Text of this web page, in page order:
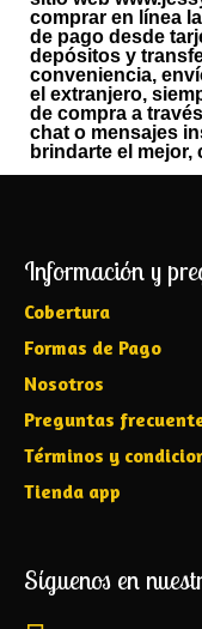
comprar en línea
de pago desde
depósitos y
conveniencia,
el extranjero,
de compra a
chat o mensajes
brindarte el
Información y
Cobertura
Formas de Pago
Nosotros
Preguntas
Términos y
Tienda app
Síguenos en